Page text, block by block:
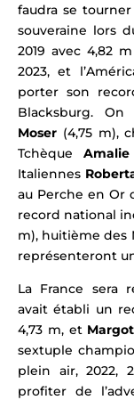
faudra se
souveraine lors
2019 avec 4,82
2023, et
porter son
Blacksburg.
Moser (4,75 m),
Tchèque
Italiennes
au Perche en Or
record national
m), huitième des
représenteront
La France sera
avait établi un
4,73 m, et
sextuple
plein air, 2022,
profiter de